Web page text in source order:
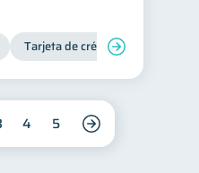
Tarjeta de crédito
4 5